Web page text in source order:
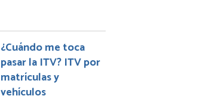
¿Cuándo me toca
pasar la ITV? ITV por
matrículas y
vehículos